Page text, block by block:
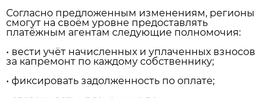
Согласно предложенным изменениям, регионы
смогут на своём уровне предоставлять
платёжным агентам следующие полномочия:
• вести учёт начисленных и уплаченных взносов
за капремонт по каждому собственнику;
• фиксировать задолженность по оплате;